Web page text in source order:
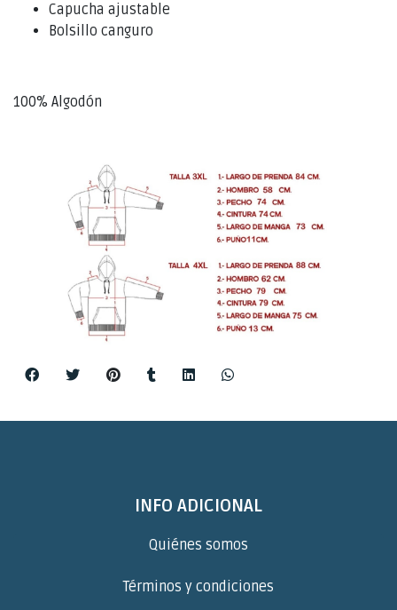
Capucha ajustable
Bolsillo canguro
100% Algodón
INFO ADICIONAL
Quiénes somos
Términos y condiciones